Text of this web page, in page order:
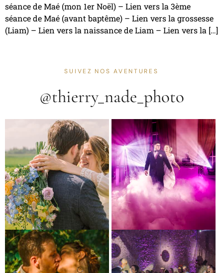
séance de Maé (mon 1er Noël) – Lien vers la 3ème
séance de Maé (avant baptême) – Lien vers la grossesse
(Liam) – Lien vers la naissance de Liam – Lien vers la […]
SUIVEZ NOS AVENTURES
@thierry_nade_photo